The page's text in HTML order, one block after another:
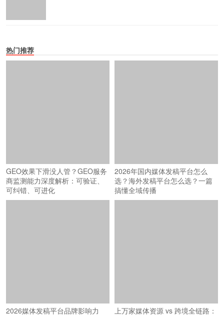
热门推荐
GEO效果下滑没人管？GEO服务
商监测能力深度解析：可验证、
可纠错、可进化
2026年国内媒体发稿平台怎么
选？海外发稿平台怎么选？一篇
搞懂全域传播
2026媒体发稿平台品牌影响力 上万家媒体资源 vs 跨境全链路：